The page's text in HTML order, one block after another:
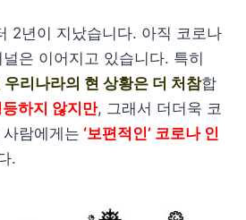
2년이 지났습니다. 아직 코로나
은 이어지고 있습니다. 특히
우리나라의 현 상황은 더 처참합
하지 않지만, 그래서 더더욱 코
람에게는 ‘보편적인’ 코로나 인
.